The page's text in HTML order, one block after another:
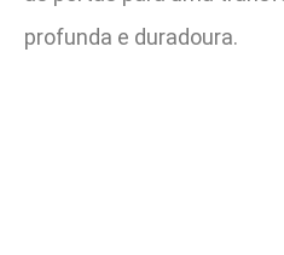
profunda e duradoura.